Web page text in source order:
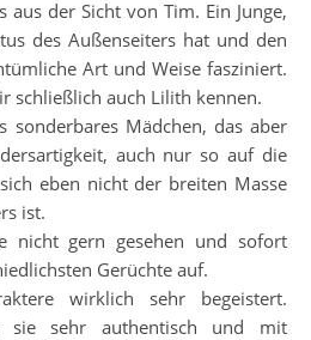
der Sicht von Tim. Ein Junge,
des Außenseiters hat und den
Art und Weise fasziniert.
schließlich auch Lilith kennen.
sonderbares Mädchen, das aber
auch nur so auf die
eben nicht der breiten Masse
ist.
nicht gern gesehen und sofort
Gerüchte auf.
wirklich sehr begeistert.
sie sehr authentisch und mit